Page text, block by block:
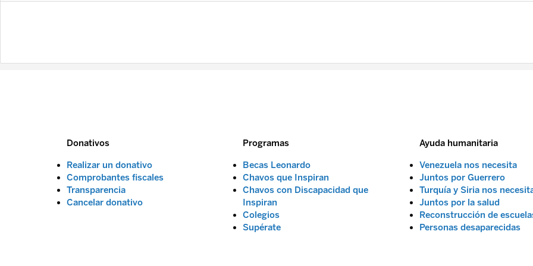
Donativos
Realizar un donativo
Comprobantes fiscales
Transparencia
Cancelar donativo
Programas
Becas Leonardo
Chavos que Inspiran
Chavos con Discapacidad que
Inspiran
Colegios
Supérate
Ayuda humanitaria
Venezuela nos necesita
Juntos por Guerrero
Turquía y Siria nos
Juntos por la salud
Reconstrucción de
Personas desaparecidas